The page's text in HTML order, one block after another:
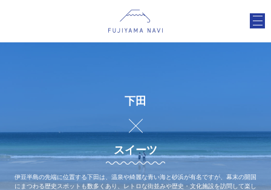
下田
スイーツ
伊豆半島の先端に位置する下田は、温泉や綺麗な青い海と砂浜が有名ですが、幕末の開国
にまつわる歴史スポットも数多くあり、レトロな街並みや歴史・文化施設を訪問して楽し